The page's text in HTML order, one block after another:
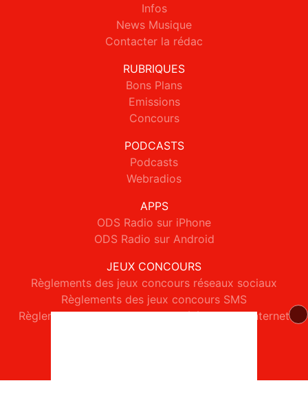
Infos
News Musique
Contacter la rédac
RUBRIQUES
Bons Plans
Emissions
Concours
PODCASTS
Podcasts
Webradios
APPS
ODS Radio sur iPhone
ODS Radio sur Android
JEUX CONCOURS
Règlements des jeux concours réseaux sociaux
Règlements des jeux concours SMS
Règlements des jeux concours téléphone et internet